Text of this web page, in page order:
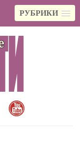
РУБРИКИ